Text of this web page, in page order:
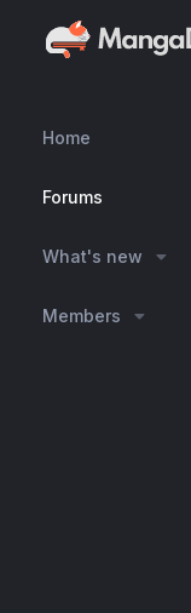
Home
Forums
What's new
Members